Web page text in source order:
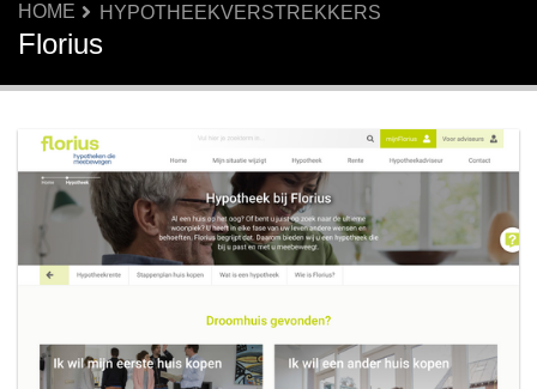
HOME HYPOTHEEKVERSTREKKERS
Florius